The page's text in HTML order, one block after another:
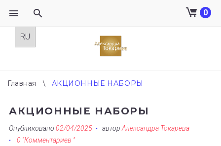
0
Главная \ АКЦИОННЫЕ НАБОРЫ
АКЦИОННЫЕ НАБОРЫ
Опубликовано 02/04/2025 автор Александра Токарева
0 "Комментариев "